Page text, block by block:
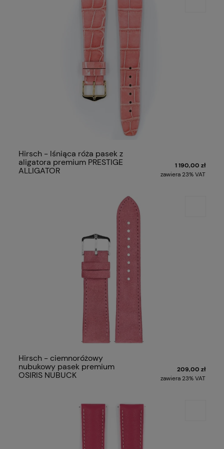
Hirsch - lśniąca róża pasek z
aligatora premium PRESTIGE
ALLIGATOR
1 190,00 zł
zawiera 23% VAT
Hirsch - ciemnoróżowy
nubukowy pasek premium
OSIRIS NUBUCK
209,00 zł
zawiera 23% VAT